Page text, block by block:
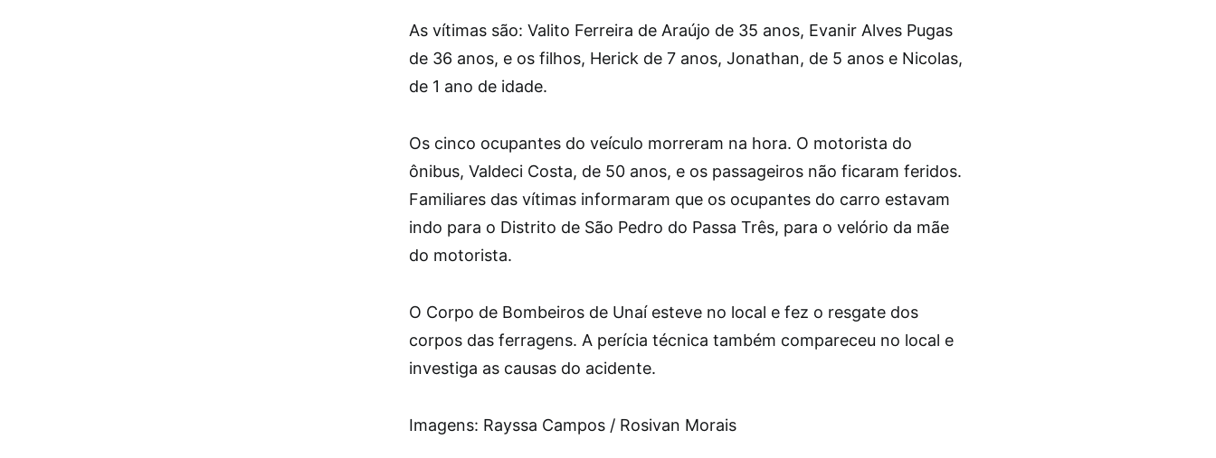
As vítimas são: Valito Ferreira de Araújo de 35 anos, Evanir Alves Pugas
de 36 anos, e os filhos, Herick de 7 anos, Jonathan, de 5 anos e Nicolas,
de 1 ano de idade.
Os cinco ocupantes do veículo morreram na hora. O motorista do
ônibus, Valdeci Costa, de 50 anos, e os passageiros não ficaram feridos.
Familiares das vítimas informaram que os ocupantes do carro estavam
indo para o Distrito de São Pedro do Passa Três, para o velório da mãe
do motorista.
O Corpo de Bombeiros de Unaí esteve no local e fez o resgate dos
corpos das ferragens. A perícia técnica também compareceu no local e
investiga as causas do acidente.
Imagens: Rayssa Campos / Rosivan Morais